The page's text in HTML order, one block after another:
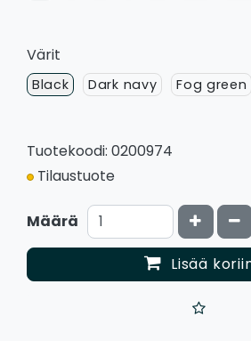
Värit
Black Dark navy Fog green
Tuotekoodi: 0200974
Tilaustuote
Määrä
Lisää